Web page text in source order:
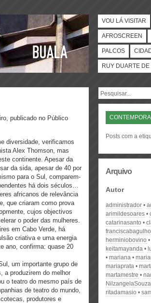
VOU LÁ VISITAR
AFROSCREEN
PALCOS
RUY DUARTE
publicado no Público
diversidade, verificamos
Alex Thomson, mas
continente. Apesar da
da sida, apesar de 40 por
para o Sul, comparem-
há dois séculos…
africanos de relevância
que criaram como prova
cujos objectivos
o poder das mulheres.
em Cabo Verde, há
criativa e uma energia
ano, confirma: quase 20
um importante grupo de
a produzirem do melhor
o teatro do mesmo país de
de teatro do mundo,
produtores e
Posts com a
Arquivo
Autor
administrador
arimildesoares
catarinasanto
franciscabagulho
herminiobovino
keitamayanda
mariana
mariaprata
martamestre
NilzangelaSouza
ritadamasio